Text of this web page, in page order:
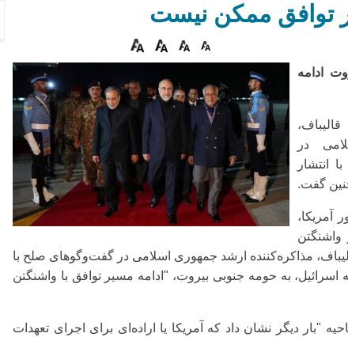
توافق ممکن نیست
ادامه
در
انتشار
گفت.
آمریکا،
مذاکره‌کننده ارشد جمهوری اسلامی در گفت‌وگوهای صلح با
به حومه جنوبی بیروت، "ادامه مسیر توافق با واشنگتن
"بار دیگر نشان داد که آمریکا یا اراده‌ای برای اجرای تعهدات